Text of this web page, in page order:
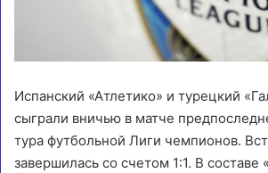
Испанский «Атлетико» и турецкий
сыграли вничью в матче
тура футбольной Лиги чемпионов.
завершилась со счетом 1:1. В составе